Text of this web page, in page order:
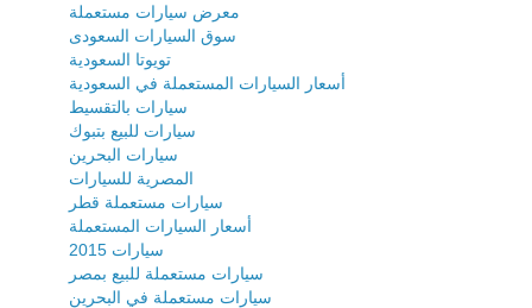
معرض سيارات مستعملة
سوق السيارات السعودى
تويوتا السعودية
أسعار السيارات المستعملة في السعودية
سيارات بالتقسيط
سيارات للبيع بتبوك
سيارات البحرين
المصرية للسيارات
سيارات مستعملة قطر
أسعار السيارات المستعملة
سيارات 2015
سيارات مستعملة للبيع بمصر
سيارات مستعملة في البحرين